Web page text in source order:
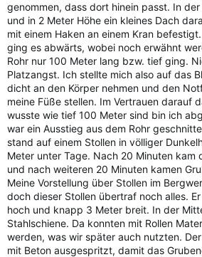
genommen, dass dort hinein passt. In
und in 2 Meter Höhe ein kleines Dach
mit einem Haken an einem Kran
ging es abwärts, wobei noch erwähnt
Rohr nur 100 Meter lang bzw. tief ging.
Platzangst. Ich stellte mich also auf das
dicht an den Körper nehmen und den
meine Füße stellen. Im Vertrauen darauf
wusste wie tief 100 Meter sind bin ich
war ein Ausstieg aus dem Rohr
stand auf einem Stollen in völliger
Meter unter Tage. Nach 20 Minuten kam
und nach weiteren 20 Minuten kamen
Meine Vorstellung über Stollen im
doch dieser Stollen übertraf noch alles.
hoch und knapp 3 Meter breit. In der
Stahlschiene. Da konnten mit Rollen
werden, was wir später auch nutzten.
mit Beton ausgespritzt, damit das